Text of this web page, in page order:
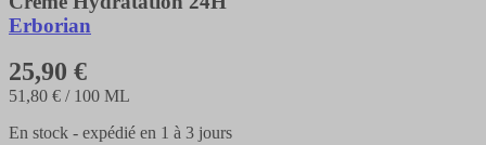
Erborian
25,90 €
51,80 € / 100 ML
En stock - expédié en 1 à 3 jours